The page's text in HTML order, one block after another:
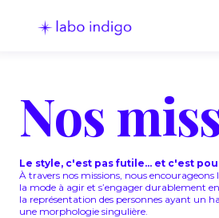
Nos
Le style, c'est pas futile... et c'est
À travers nos missions, nous encourageons
la mode à agir et s’engager durablement
la représentation des personnes ayant un
une morphologie singulière.